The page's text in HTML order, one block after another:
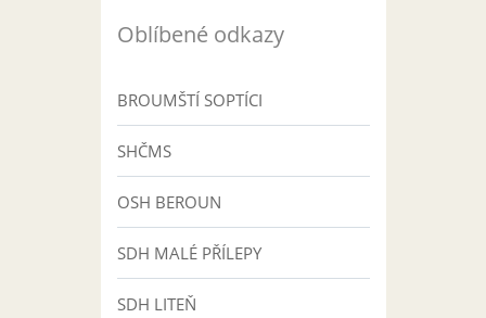
Oblíbené odkazy
BROUMŠTÍ SOPTÍCI
SHČMS
OSH BEROUN
SDH MALÉ PŘÍLEPY
SDH LITEŇ